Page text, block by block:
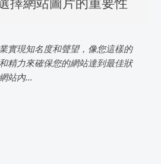
實現知名度和聲望，像您這樣的
精力來確保您的網站達到最佳狀
站內...